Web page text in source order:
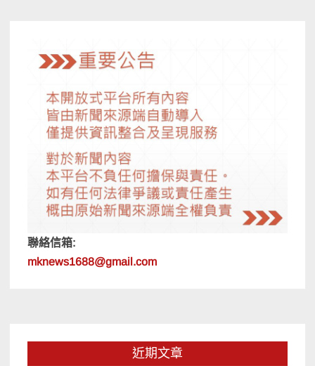
聯絡信箱:
mknews1688@gmail.com
近期文章